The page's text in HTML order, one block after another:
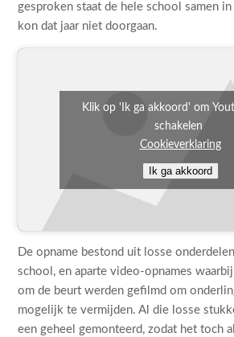
gesproken staat de hele school samen in
kon dat jaar niet doorgaan.
Klik op 'Ik ga akkoord' om
schakelen
Cookieverklaring
Ik ga akkoord
De opname bestond uit losse
school, en aparte video-opnames
om de beurt werden gefilmd om
mogelijk te vermijden. Al die losse
een geheel gemonteerd, zodat het toch